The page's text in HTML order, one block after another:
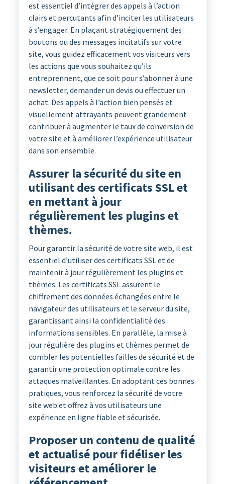
est essentiel d’intégrer des appels à l’action
clairs et percutants afin d’inciter les utilisateurs
à s’engager. En plaçant stratégiquement des
boutons ou des messages incitatifs sur votre
site, vous guidez efficacement vos visiteurs vers
les actions que vous souhaitez qu’ils
entreprennent, que ce soit pour s’abonner à une
newsletter, demander un devis ou effectuer un
achat. Des appels à l’action bien pensés et
visuellement attrayants peuvent grandement
contribuer à augmenter le taux de conversion de
votre site et à améliorer l’expérience utilisateur
dans son ensemble.
Assurer la sécurité du site en
utilisant des certificats SSL et
en mettant à jour
régulièrement les plugins et
thèmes.
Pour garantir la sécurité de votre site web, il est
essentiel d’utiliser des certificats SSL et de
maintenir à jour régulièrement les plugins et
thèmes. Les certificats SSL assurent le
chiffrement des données échangées entre le
navigateur des utilisateurs et le serveur du site,
garantissant ainsi la confidentialité des
informations sensibles. En parallèle, la mise à
jour régulière des plugins et thèmes permet de
combler les potentielles failles de sécurité et de
garantir une protection optimale contre les
attaques malveillantes. En adoptant ces bonnes
pratiques, vous renforcez la sécurité de votre
site web et offrez à vos utilisateurs une
expérience en ligne fiable et sécurisée.
Proposer un contenu de qualité
et actualisé pour fidéliser les
visiteurs et améliorer le